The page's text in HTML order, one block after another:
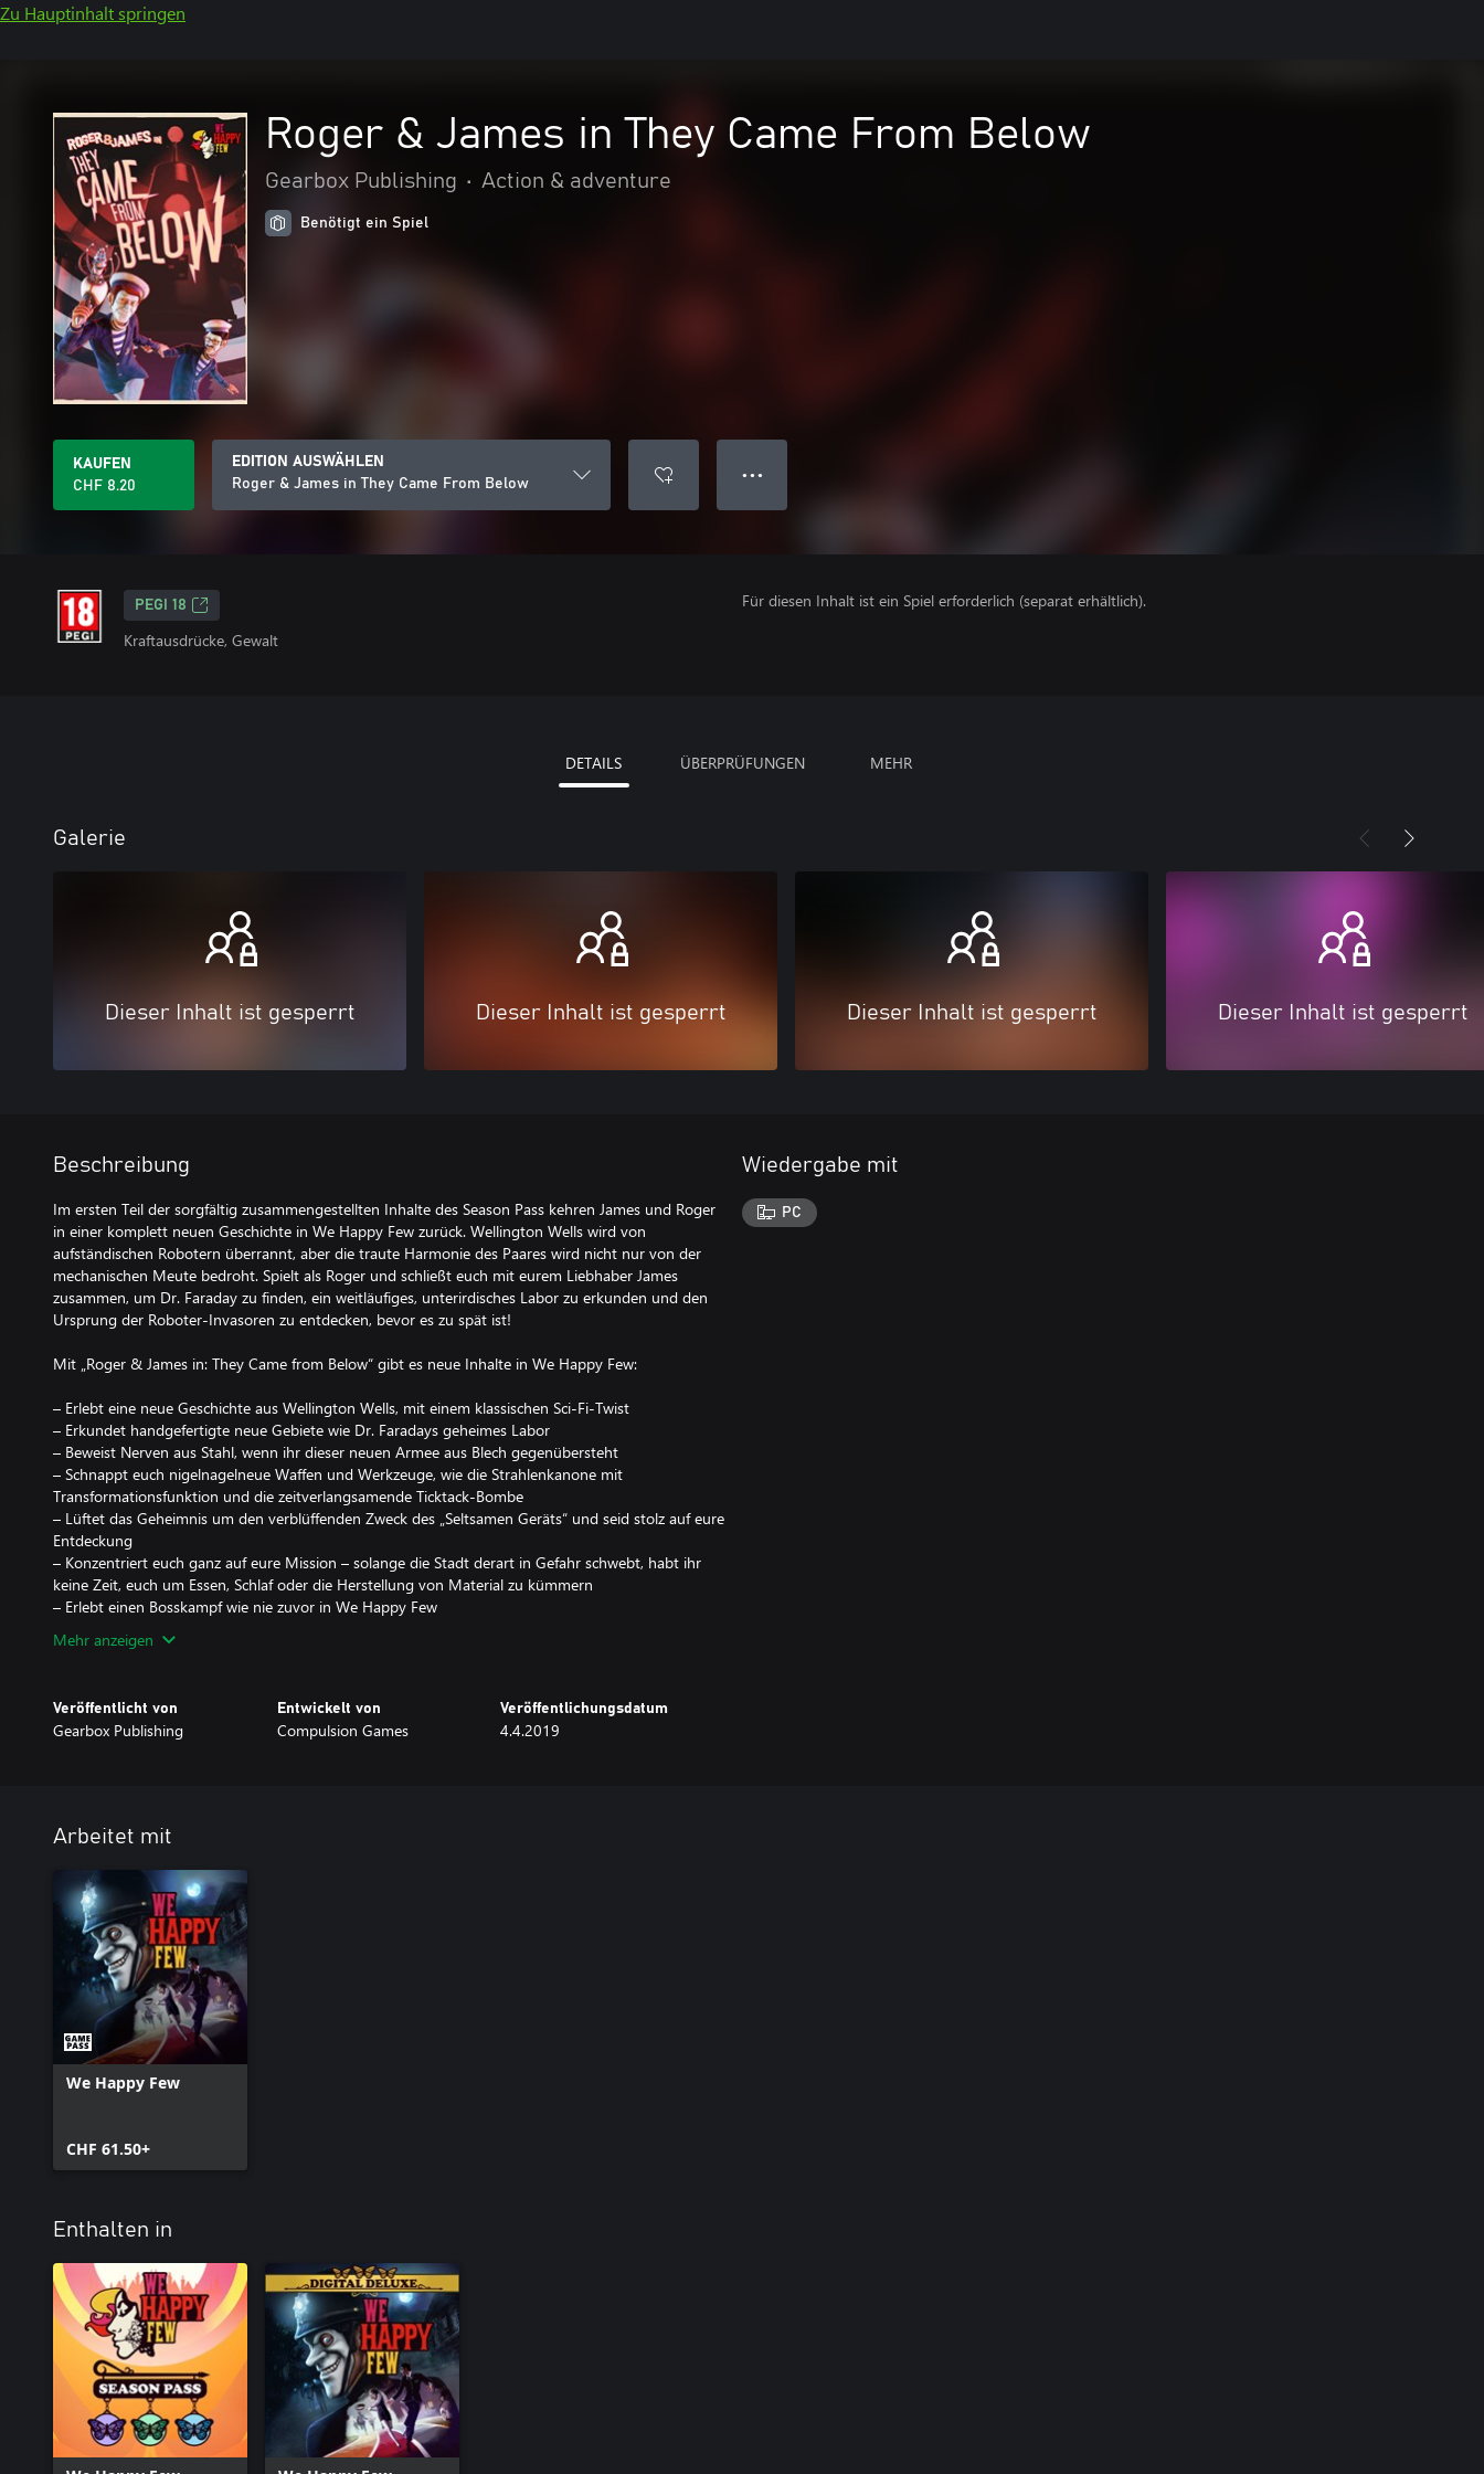
Zu Hauptinhalt springen
Roger & James in They Came From Below
Gearbox Publishing • Action & adventure
Benötigt ein Spiel
KAUFEN
CHF 8.20
EDITION AUSWÄHLEN
Roger & James in They Came From Below
● ● ●
PEGI 18
Kraftausdrücke, Gewalt
Für diesen Inhalt ist ein Spiel erforderlich (separat erhältlich).
DETAILS ÜBERPRÜFUNGEN MEHR
Galerie
Dieser Inhalt ist gesperrt Dieser Inhalt ist gesperrt Dieser Inhalt ist gesperrt Dieser Inhalt ist gesperrt
Beschreibung
Im ersten Teil der sorgfältig zusammengestellten Inhalte des Season Pass kehren James und Roger
in einer komplett neuen Geschichte in We Happy Few zurück. Wellington Wells wird von
aufständischen Robotern überrannt, aber die traute Harmonie des Paares wird nicht nur von der
mechanischen Meute bedroht. Spielt als Roger und schließt euch mit eurem Liebhaber James
zusammen, um Dr. Faraday zu finden, ein weitläufiges, unterirdisches Labor zu erkunden und den
Ursprung der Roboter-Invasoren zu entdecken, bevor es zu spät ist!
Mit „Roger & James in: They Came from Below“ gibt es neue Inhalte in We Happy Few:
– Erlebt eine neue Geschichte aus Wellington Wells, mit einem klassischen Sci-Fi-Twist
– Erkundet handgefertigte neue Gebiete wie Dr. Faradays geheimes Labor
– Beweist Nerven aus Stahl, wenn ihr dieser neuen Armee aus Blech gegenübersteht
– Schnappt euch nigelnagelneue Waffen und Werkzeuge, wie die Strahlenkanone mit
Transformationsfunktion und die zeitverlangsamende Ticktack-Bombe
– Lüftet das Geheimnis um den verblüffenden Zweck des „Seltsamen Geräts“ und seid stolz auf eure
Entdeckung
– Konzentriert euch ganz auf eure Mission – solange die Stadt derart in Gefahr schwebt, habt ihr
keine Zeit, euch um Essen, Schlaf oder die Herstellung von Material zu kümmern
– Erlebt einen Bosskampf wie nie zuvor in We Happy Few
Mehr anzeigen
Veröffentlicht von
Gearbox Publishing
Entwickelt von
Compulsion Games
Veröffentlichungsdatum
4.4.2019
Wiedergabe mit
PC
Arbeitet mit
We Happy Few
CHF 61.50+
Enthalten in